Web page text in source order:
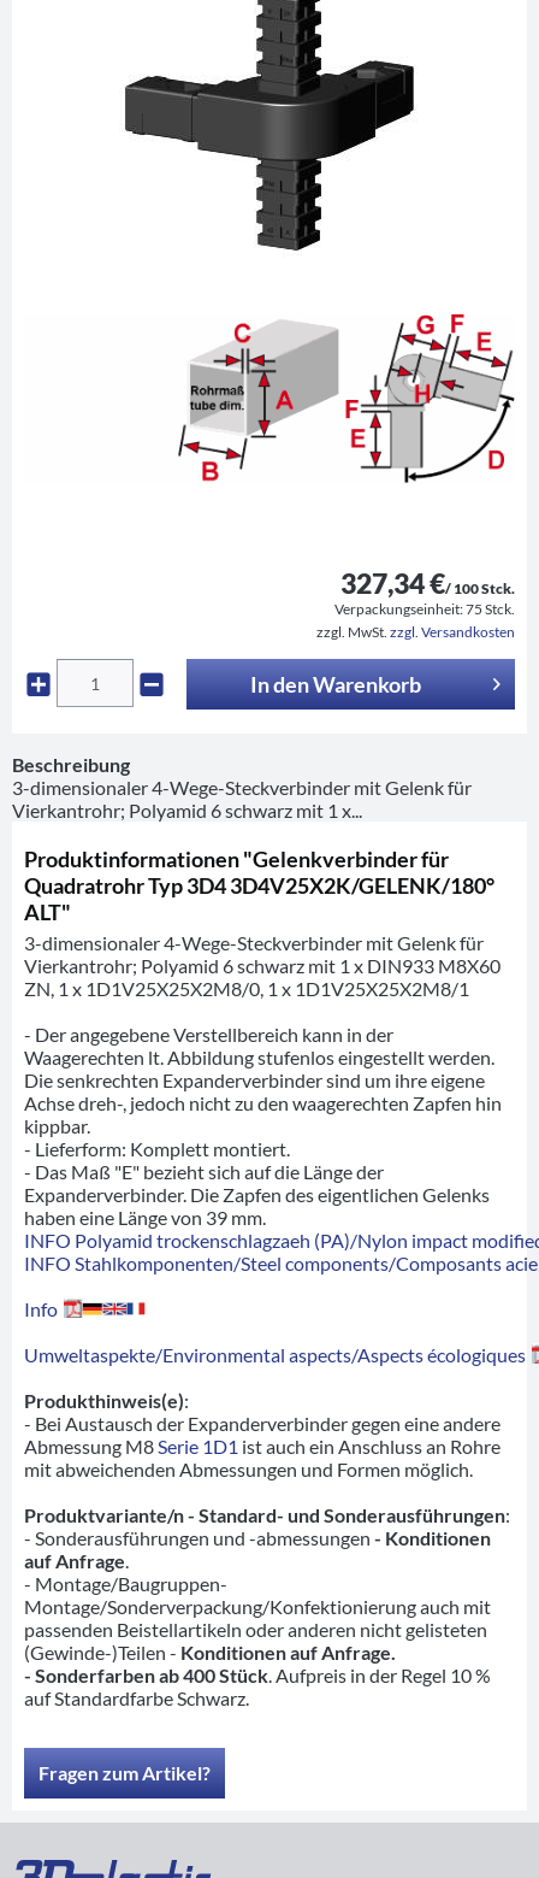
327,34 €/ 100 Stck.
Verpackungseinheit:75 Stck.
zzgl. MwSt. zzgl. Versandkosten
In denWarenkorb
Beschreibung
3-dimensionaler 4-Wege-Steckverbinder mit Gelenk für
Vierkantrohr; Polyamid 6 schwarz mit 1 x...
Produktinformationen "Gelenkverbinder für
Quadratrohr Typ 3D4 3D4V25X2K/GELENK/180°
ALT"
3-dimensionaler 4-Wege-Steckverbinder mit Gelenk für
Vierkantrohr; Polyamid 6 schwarz mit 1 x DIN933 M8X60
ZN, 1 x 1D1V25X25X2M8/0, 1 x 1D1V25X25X2M8/1
- Der angegebene Verstellbereich kann in der
Waagerechten lt. Abbildung stufenlos eingestellt werden.
Die senkrechten Expanderverbinder sind um ihre eigene
Achse dreh-, jedoch nicht zu den waagerechten Zapfen hin
kippbar.
- Lieferform: Komplett montiert.
- Das Maß "E" bezieht sich auf die Länge der
Expanderverbinder. Die Zapfen des eigentlichen Gelenks
haben eine Länge von 39 mm.
INFO Polyamid trockenschlagzaeh (PA)/Nylon impact
INFO Stahlkomponenten/Steel components/Composants
Info
Umweltaspekte/Environmental aspects/Aspects écologiques
Produkthinweis(e):
- Bei Austausch der Expanderverbinder gegen eine andere
Abmessung M8 Serie 1D1 ist auch ein Anschluss an Rohre
mit abweichenden Abmessungen und Formen möglich.
Produktvariante/n - Standard- und Sonderausführungen:
- Sonderausführungen und -abmessungen - Konditionen
auf Anfrage
- Montage/Baugruppen-
Montage/Sonderverpackung/Konfektionierung auch mit
passenden Beistellartikeln oder anderen nicht gelisteten
(Gewinde-)Teilen - Konditionen auf Anfrage.
- Sonderfarben ab 400 Stück . Aufpreis in der Regel 10 %
auf Standardfarbe Schwarz.
Fragen zum Artikel?